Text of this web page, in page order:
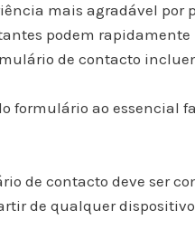
mais agradável por
podem
de contacto
formulário ao essencial
de contacto deve ser
de qualquer